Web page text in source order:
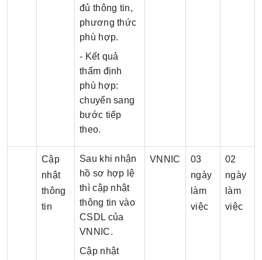
đủ thông tin,
phương thức
phù hợp.
- Kết quả
thẩm định
phù hợp:
chuyển sang
bước tiếp
theo.
Cập
nhật
thông
tin
Sau khi nhận
hồ sơ hợp lệ
thì cập nhật
thông tin vào
CSDL của
VNNIC.
Cập nhật
VNNIC
03
ngày
làm
việc
02
ngày
làm
việc